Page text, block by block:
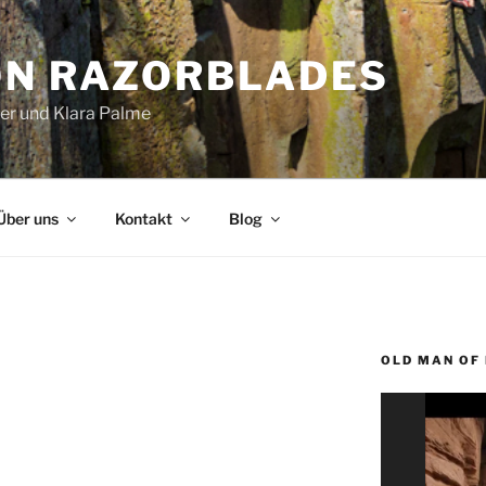
RAZORBLADES
und Klara Palme
uns Kontakt Blog
OLD MAN OF